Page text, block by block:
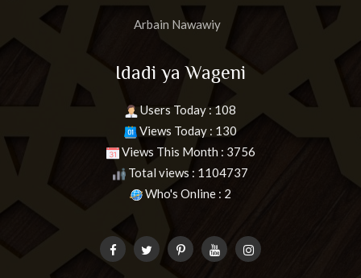
Arbain Nawawiy
Idadi ya Wageni
Users Today : 108
Views Today : 130
Views This Month : 3756
Total views : 1104737
Who's Online : 2